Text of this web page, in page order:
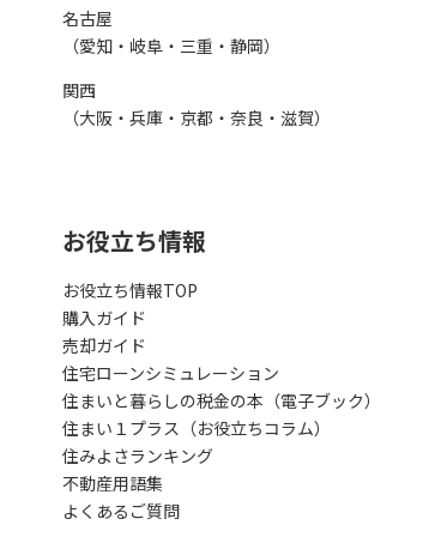
名古屋
（愛知・岐阜・三重・静岡）
関西
（大阪・兵庫・京都・奈良・滋賀）
お役立ち情報
お役立ち情報TOP
購入ガイド
売却ガイド
住宅ローンシミュレーション
住まいと暮らしの税金の本（電子ブック）
住まい１プラス（お役立ちコラム）
住みよさランキング
不動産用語集
よくあるご質問